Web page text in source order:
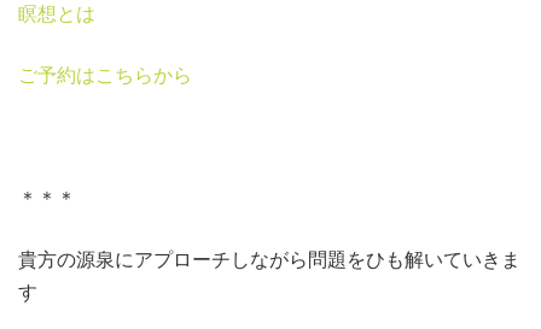
瞑想とは
ご予約はこちらから
＊＊＊
貴方の源泉にアプローチしながら問題をひも解いていきま
す